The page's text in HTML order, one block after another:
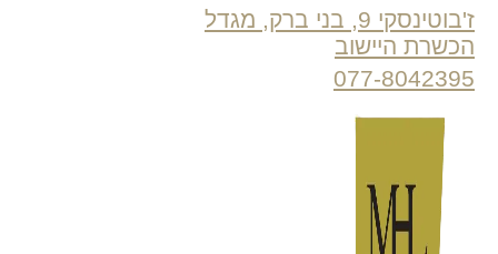
ז'בוטינסקי 9, בני ברק, מגדל
הכשרת היישוב
077-8042395